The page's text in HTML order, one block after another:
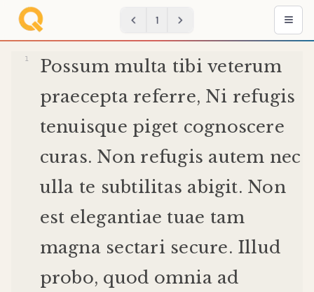
1
Possum multa tibi veterum
praecepta referre, Ni refugis
tenuisque piget cognoscere
curas. Non refugis autem nec
ulla te subtilitas abigit. Non
est elegantiae tuae tam
magna sectari secure. Illud
probo, quod omnia ad